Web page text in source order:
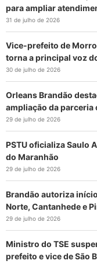
para ampliar
31 de julho de 2026
Vice-prefeito de
torna a principal voz
30 de julho de 2026
Orleans Brandão
ampliação da parceria
29 de julho de 2026
PSTU oficializa Saulo
do Maranhão
29 de julho de 2026
Brandão autoriza
Norte, Cantanhede e
29 de julho de 2026
Ministro do TSE
prefeito e vice de São